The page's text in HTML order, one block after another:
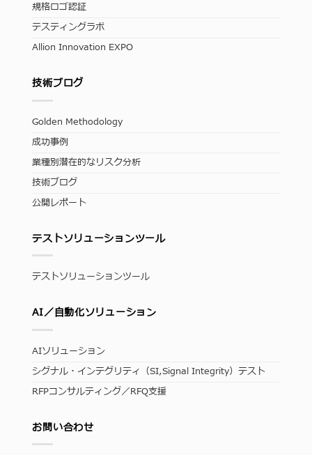
規格ロゴ認証
テスティングラボ
Allion Innovation EXPO
技術ブログ
Golden Methodology
成功事例
業種別潜在的なリスク分析
技術ブログ
公開レポート
テストソリューションツール
テストソリューションツール
AI／自動化ソリューション
AIソリューション
シグナル・インテグリティ（SI,Signal Integrity）テスト
RFPコンサルティング／RFQ支援
お問い合わせ